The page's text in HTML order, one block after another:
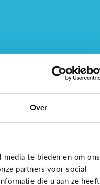
Over
te bieden en om ons
partners voor social
die u aan ze heeft
in een digitale